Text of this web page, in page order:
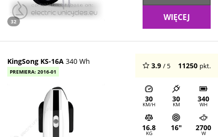
32 WIĘCEJ
KingSong KS-16A 340 Wh
PREMIERA: 2016-01
3.9 / 5 11250 pkt.
30
KM/H
30
KM
340
WH
16.8
KG
16" 2700
W